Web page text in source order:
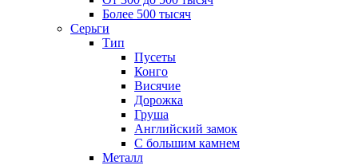
Более 500 тысяч
Серьги
Тип
Пусеты
Конго
Висячие
Дорожка
Груша
Английский замок
С большим камнем
Металл